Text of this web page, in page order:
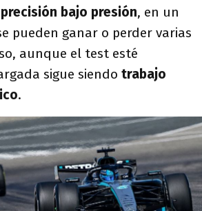
bajo presión, en un
pueden ganar o perder varias
aunque el test esté
sigue siendo trabajo
.